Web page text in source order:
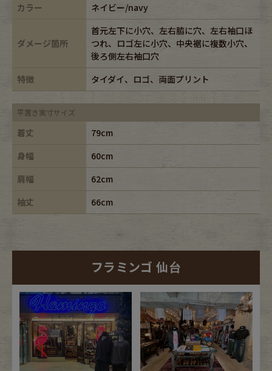
カラー
ネイビー/navy
ダメージ箇所
首元左下に小穴、左右脇に穴、左右袖口ほ
つれ、ロゴ左に小穴、中央裾に複数小穴、
後ろ側左右袖口穴
特徴
タイダイ、ロゴ、両面プリント
平置き実寸サイズ
着丈
79cm
身幅
60cm
肩幅
62cm
袖丈
66cm
フラミンゴ 仙台